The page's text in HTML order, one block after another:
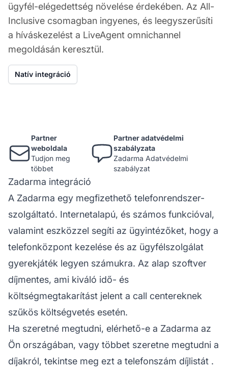
ügyfél-elégedettség növelése érdekében. Az All-
Inclusive csomagban ingyenes, és leegyszerűsíti
a híváskezelést a LiveAgent omnichannel
megoldásán keresztül.
Natív integráció
Partner
weboldala
Tudjon meg
többet
Partner adatvédelmi
szabályzata
Zadarma Adatvédelmi
szabályzat
Zadarma integráció
A Zadarma egy megfizethető telefonrendszer-
szolgáltató. Internetalapú, és számos funkcióval,
valamint eszközzel segíti az ügyintézőket, hogy a
telefonközpont kezelése és az ügyfélszolgálat
gyerekjáték legyen számukra. Az alap szoftver
díjmentes, ami kiváló idő- és
költségmegtakarítást jelent a call centereknek
szűkös költségvetés esetén.
Ha szeretné megtudni, elérhető-e a Zadarma az
Ön országában, vagy többet szeretne megtudni a
díjakról, tekintse meg ezt a telefonszám díjlistát .